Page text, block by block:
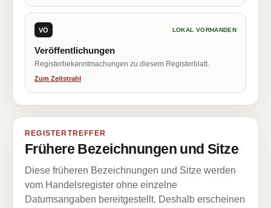
VÖ LOKAL VORHANDEN
Veröffentlichungen
Registerbekanntmachungen zu diesem Registerblatt.
Zum Zeitstrahl
REGISTERTREFFER
Frühere Bezeichnungen und Sitze
Diese früheren Bezeichnungen und Sitze werden
vom Handelsregister ohne einzelne
Datumsangaben bereitgestellt. Deshalb erscheinen